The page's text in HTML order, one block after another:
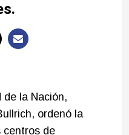
de la Nación,
ordenó la
centros de